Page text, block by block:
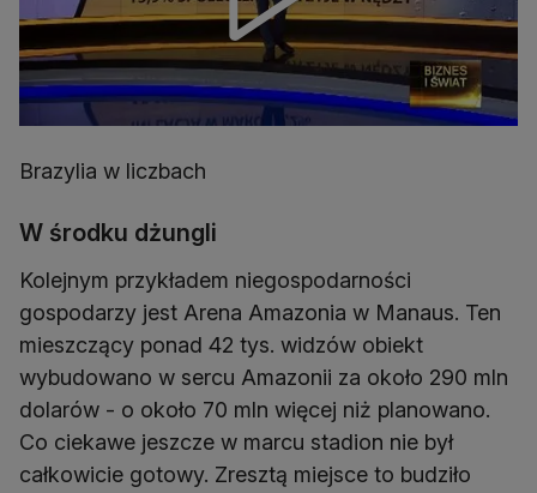
Brazylia w liczbach
W środku dżungli
Kolejnym przykładem niegospodarności
gospodarzy jest Arena Amazonia w Manaus. Ten
mieszczący ponad 42 tys. widzów obiekt
wybudowano w sercu Amazonii za około 290 mln
dolarów - o około 70 mln więcej niż planowano.
Co ciekawe jeszcze w marcu stadion nie był
całkowicie gotowy. Zresztą miejsce to budziło